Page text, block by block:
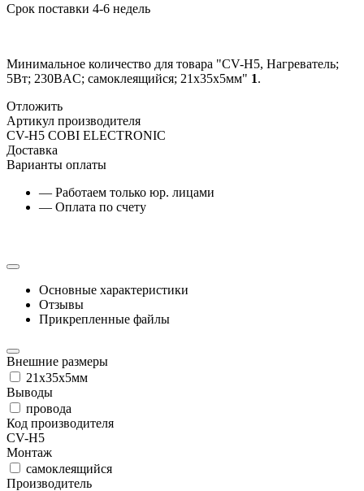
Срок поставки 4-6 недель
Минимальное количество для товара "CV-H5, Нагреватель;
5Вт; 230ВAC; самоклеящийся; 21x35x5мм" 1.
Отложить
Артикул производителя
CV-H5 COBI ELECTRONIC
Доставка
Варианты оплаты
— Работаем только юр. лицами
— Оплата по счету
Основные характеристики
Отзывы
Прикрепленные файлы
Внешние размеры
21x35x5мм
Выводы
провода
Код производителя
CV-H5
Монтаж
самоклеящийся
Производитель